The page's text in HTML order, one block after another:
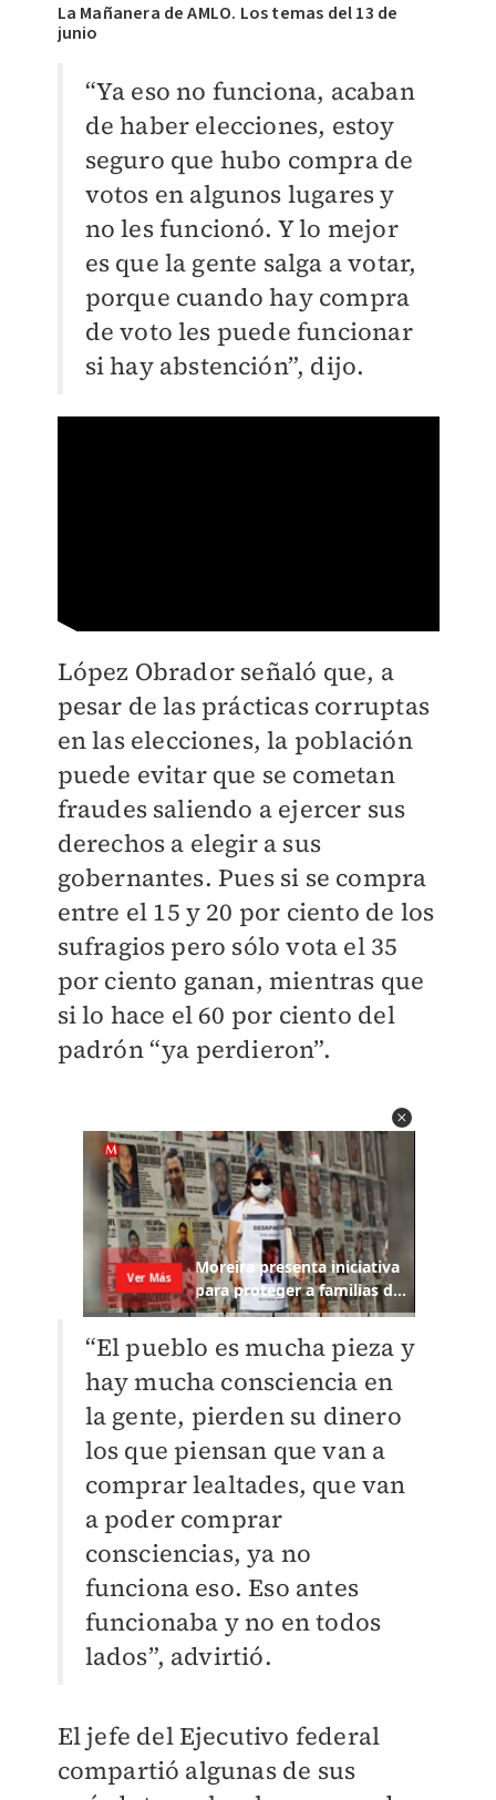
La Mañanera de AMLO. Los temas del 13 de
junio
“Ya eso no funciona, acaban
de haber elecciones, estoy
seguro que hubo compra de
votos en algunos lugares y
no les funcionó. Y lo mejor
es que la gente salga a votar,
porque cuando hay compra
de voto les puede funcionar
si hay abstención”, dijo.
López Obrador señaló que, a
pesar de las prácticas corruptas
en las elecciones, la población
puede evitar que se cometan
fraudes saliendo a ejercer sus
derechos a elegir a sus
gobernantes. Pues si se compra
entre el 15 y 20 por ciento de los
sufragios pero sólo vota el 35
por ciento ganan, mientras que
si lo hace el 60 por ciento del
padrón “ya perdieron”.
“El pueblo es mucha pieza y
hay mucha consciencia en
la gente, pierden su dinero
los que piensan que van a
comprar lealtades, que van
a poder comprar
consciencias, ya no
funciona eso. Eso antes
funcionaba y no en todos
lados”, advirtió.
El jefe del Ejecutivo federal
compartió algunas de sus